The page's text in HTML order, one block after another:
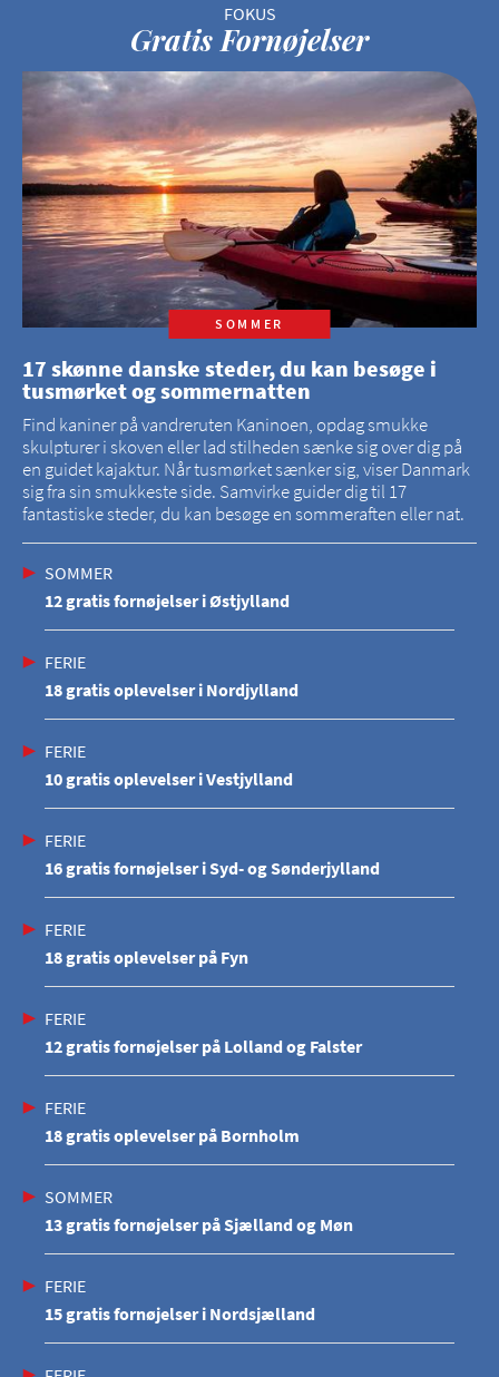
Gratis Fornøjelser
SOMMER
17 skønne danske steder, du kan besøge i
tusmørket og sommernatten
Find kaniner på vandreruten Kaninoen, opdag smukke
skulpturer i skoven eller lad stilheden sænke sig over dig på
en guidet kajaktur. Når tusmørket sænker sig, viser Danmark
sig fra sin smukkeste side. Samvirke guider dig til 17
fantastiske steder, du kan besøge en sommeraften eller nat.
SOMMER
12 gratis fornøjelser i Østjylland
FERIE
18 gratis oplevelser i Nordjylland
FERIE
10 gratis oplevelser i Vestjylland
FERIE
16 gratis fornøjelser i Syd- og Sønderjylland
FERIE
18 gratis oplevelser på Fyn
FERIE
12 gratis fornøjelser på Lolland og Falster
FERIE
18 gratis oplevelser på Bornholm
SOMMER
13 gratis fornøjelser på Sjælland og Møn
FERIE
15 gratis fornøjelser i Nordsjælland